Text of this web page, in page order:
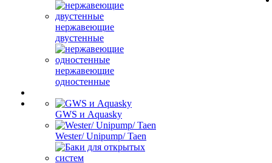
нержавеющие
двустенные
нержавеющие
одностенные
GWS и Aquasky
Wester/ Unipump/ Taen